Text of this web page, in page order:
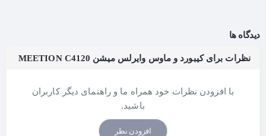
دیدگاه ها
نظرات برای کیبورد و ماوس وایرلس میشن MEETION C4120
با افزودن نظرات خود همراه ما و راهنمای دیگر کاربران
باشید.
افزودن نظر